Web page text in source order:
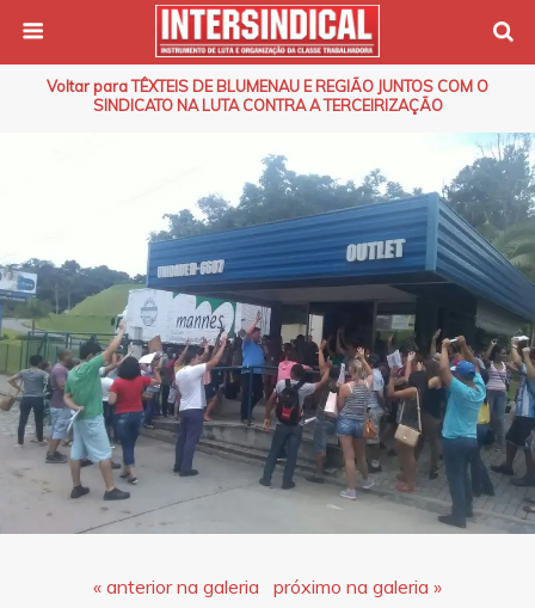
Voltar para TÊXTEIS DE BLUMENAU E REGIÃO JUNTOS COM O
SINDICATO NA LUTA CONTRA A TERCEIRIZAÇÃO
« anterior na galeria próximo na galeria »